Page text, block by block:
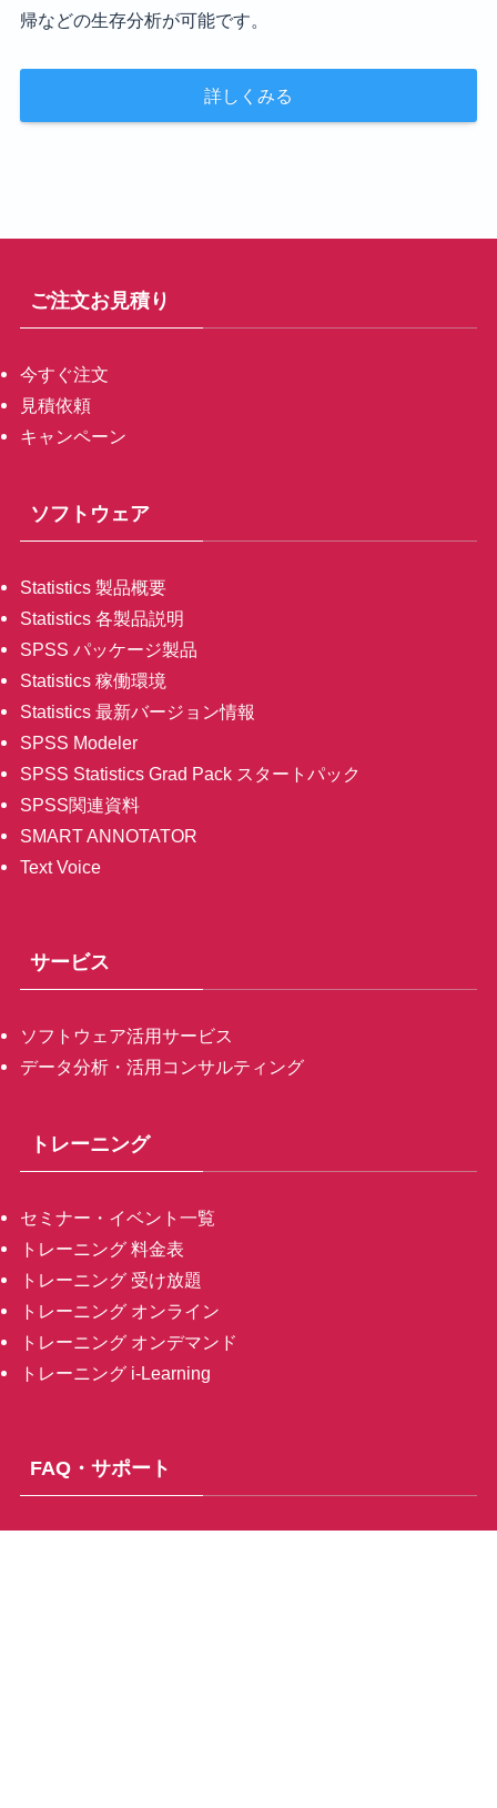
帰などの生存分析が可能です。
詳しくみる
ご注文お見積り
今すぐ注文
見積依頼
キャンペーン
ソフトウェア
Statistics 製品概要
Statistics 各製品説明
SPSS パッケージ製品
Statistics 稼働環境
Statistics 最新バージョン情報
SPSS Modeler
SPSS Statistics Grad Pack スタートパック
SPSS関連資料
SMART ANNOTATOR
Text Voice
サービス
ソフトウェア活用サービス
データ分析・活用コンサルティング
トレーニング
セミナー・イベント一覧
トレーニング 料金表
トレーニング 受け放題
トレーニング オンライン
トレーニング オンデマンド
トレーニング i-Learning
FAQ・サポート